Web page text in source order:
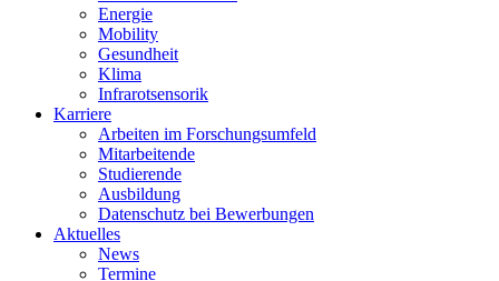
Energie
Mobility
Gesundheit
Klima
Infrarotsensorik
Karriere
Arbeiten im Forschungsumfeld
Mitarbeitende
Studierende
Ausbildung
Datenschutz bei Bewerbungen
Aktuelles
News
Termine